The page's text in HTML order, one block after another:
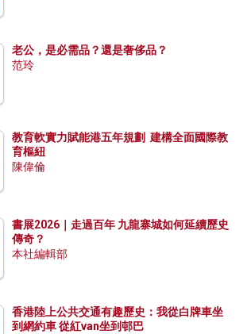
老公，是必需品？還是奢侈品？
范玲
教育軟實力賦能港五年規劃 建構全面國際教
育樞紐
陳偉倫
書展2026｜走過百年 九龍寨城如何延續歷史
傳奇？
本社編輯部
香港陸上公共交通有趣歷史：我從白牌車坐
到網約車 從紅van坐到邨巴